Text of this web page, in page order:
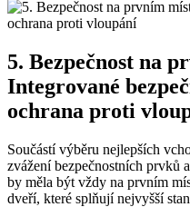
5. Bezpečnost na​
Integrované
ochrana proti
Součástí výběru ⁢nejlepších
zvážení bezpečnostních prvků
by‍ měla být vždy ‍na ​prvním
dveří, které splňují nejvyšší